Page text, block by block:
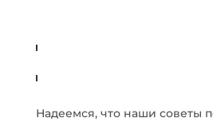
Надеемся, что наши советы